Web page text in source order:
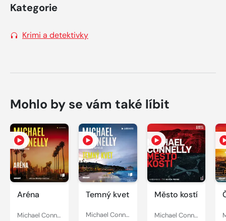
Kategorie
Krimi a detektivky
Mohlo by se vám také líbit
Aréna
Michael Connelly
Temný kvet
Michael Connelly
Město kostí
Michael Connelly